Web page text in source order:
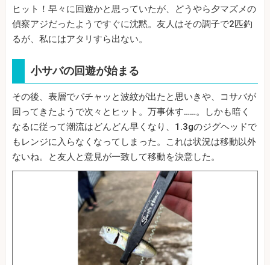
ヒット！早々に回遊かと思っていたが、どうやら夕マズメの
偵察アジだったようですぐに沈黙。友人はその調子で2匹釣
るが、私にはアタリすら出ない。
小サバの回遊が始まる
その後、表層でパチャッと波紋が出たと思いきや、コサバが
回ってきたようで次々とヒット。万事休す……。しかも暗く
なるに従って潮流はどんどん早くなり、1.3gのジグヘッドで
もレンジに入らなくなってしまった。これは状況は移動以外
ないね。と友人と意見が一致して移動を決意した。